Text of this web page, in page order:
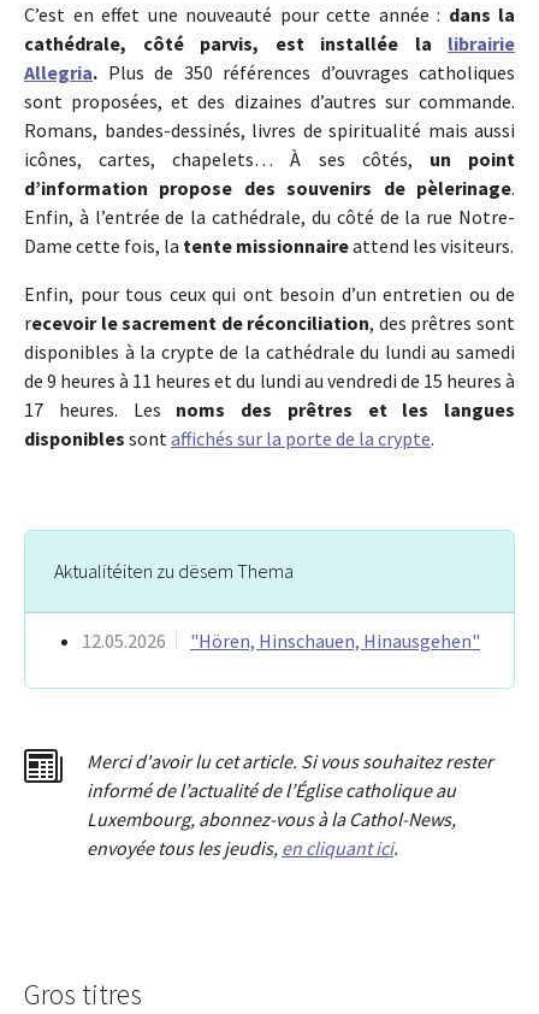
C’est en effet une nouveauté pour cette année : dans la
cathédrale, côté parvis, est installée la librairie
Allegria. Plus de 350 références d’ouvrages catholiques
sont proposées, et des dizaines d’autres sur commande.
Romans, bandes-dessinés, livres de spiritualité mais aussi
icônes, cartes, chapelets… À ses côtés, un point
d’information propose des souvenirs de pèlerinage.
Enfin, à l’entrée de la cathédrale, du côté de la rue Notre-
Dame cette fois, la tente missionnaireattend les visiteurs.
Enfin, pour tous ceux qui ont besoin d’un entretien ou de
recevoir le sacrement de réconciliation, des prêtres sont
disponibles à la crypte de la cathédrale du lundi au samedi
de 9 heures à 11 heures et du lundi au vendredi de 15 heures à
17 heures. Les noms des prêtres et les langues
disponibles sontaffichés sur la porte de la crypte.
Aktualitéiten zu dësem Thema
12.05.2026 "Hören, Hinschauen, Hinausgehen"
Merci d'avoir lu cet article. Si vous souhaitez rester
informé de l’actualité de l’Église catholique au
Luxembourg, abonnez-vous à la Cathol-News,
envoyée tous les jeudis, en cliquant ici.
Gros titres